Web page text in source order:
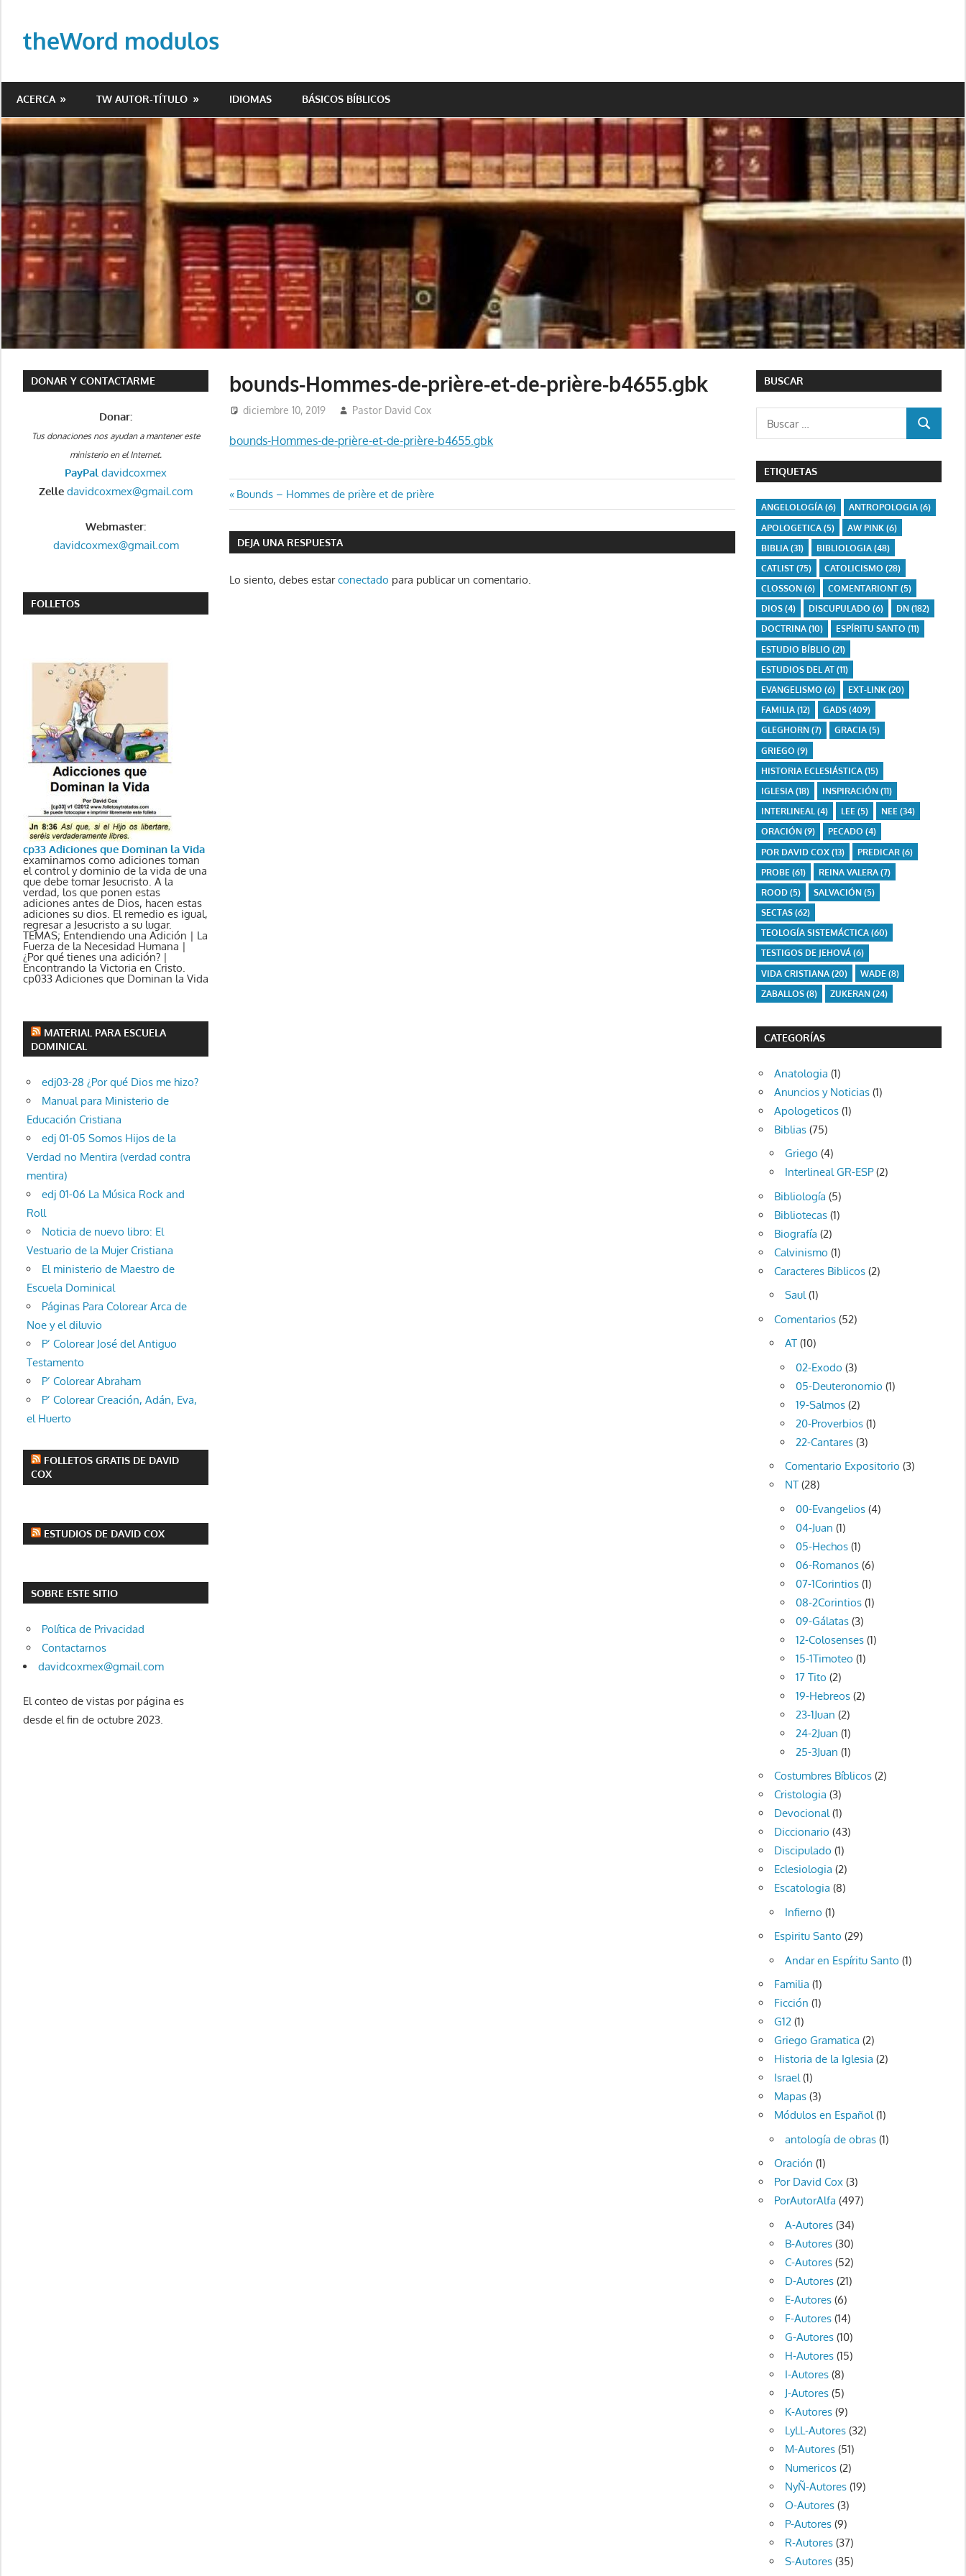
contenido
theWord modulos
modulos
para
ACERCA TW AUTOR-TÍTULO IDIOMAS BÁSICOS BÍBLICOS
bounds-Hommes-de-prière-et-de-prière-b4655.gbk
diciembre 10, 2019 Pastor David Cox
bounds-Hommes-de-prière-et-de-prière-b4655.gbk
Navegación
de
entradas
Entrada
anterior:
Bounds – Hommes de prière et de prière
DEJA UNA RESPUESTA
Lo siento, debes estarconectado para publicar un comentario.
DONAR Y CONTACTARME
Donar:
Tus donaciones nos ayudan a mantener este
ministerio en el Internet.
PayPaldavidcoxmex
Zelle davidcoxmex@gmail.com
Webmaster:
davidcoxmex@gmail.com
FOLLETOS
cp33 Adiciones que Dominan la Vida
examinamos como adiciones toman
el control y dominio de la vida de una
que debe tomar Jesucristo. A la
verdad, los que ponen estas
adiciones antes de Dios, hacen estas
adiciones su dios. El remedio es igual,
regresar a Jesucristo a su lugar.
TEMAS; Entendiendo una Adición | La
Fuerza de la Necesidad Humana |
¿Por qué tienes una adición? |
Encontrando la Victoria en Cristo.
cp033 Adiciones que Dominan la Vida
MATERIAL PARA ESCUELA
DOMINICAL
edj03-28 ¿Por qué Dios me hizo?
Manual para Ministerio de
Educación Cristiana
edj 01-05 Somos Hijos de la
Verdad no Mentira (verdad contra
mentira)
edj 01-06 La Música Rock and
Roll
Noticia de nuevo libro: El
Vestuario de la Mujer Cristiana
El ministerio de Maestro de
Escuela Dominical
Páginas Para Colorear Arca de
Noe y el diluvio
P’ Colorear José del Antiguo
Testamento
P’ Colorear Abraham
P’ Colorear Creación, Adán, Eva,
el Huerto
FOLLETOS GRATIS DE DAVID
COX
ESTUDIOS DE DAVID COX
SOBRE ESTE SITIO
Política de Privacidad
Contactarnos
davidcoxmex@gmail.com
El conteo de vistas por página es
desde el fin de octubre 2023.
BUSCAR
BUSCAR
ETIQUETAS
ANGELOLOGÍA(6) ANTROPOLOGIA(6)
APOLOGETICA(5) AW PINK(6)
BIBLIA(31) BIBLIOLOGIA(48)
CATLIST(75) CATOLICISMO (28)
CLOSSON(6) COMENTARIONT(5)
DIOS(4) DISCUPULADO (6) DN(182)
DOCTRINA(10) ESPÍRITU SANTO (11)
ESTUDIO BÍBLIO (21)
ESTUDIOS DEL AT(11)
EVANGELISMO (6) EXT-LINK(20)
FAMILIA(12) GADS(409)
GLEGHORN(7) GRACIA(5)
GRIEGO (9)
HISTORIA ECLESIÁSTICA(15)
IGLESIA(18) INSPIRACIÓN(11)
INTERLINEAL(4) LEE(5) NEE(34)
ORACIÓN(9) PECADO (4)
POR DAVID COX(13) PREDICAR(6)
PROBE (61) REINA VALERA(7)
ROOD(5) SALVACIÓN(5)
SECTAS(62)
TEOLOGÍA SISTEMÁCTICA(60)
TESTIGOS DE JEHOVÁ(6)
VIDA CRISTIANA(20) WADE (8)
ZABALLOS(8) ZUKERAN(24)
CATEGORÍAS
Anatologia (1)
Anuncios y Noticias (1)
Apologeticos (1)
Biblias (75)
Griego (4)
Interlineal GR-ESP(2)
Bibliología (5)
Bibliotecas (1)
Biografía (2)
Calvinismo (1)
Caracteres Biblicos (2)
Saul(1)
Comentarios (52)
AT (10)
02-Exodo (3)
05-Deuteronomio (1)
19-Salmos (2)
20-Proverbios (1)
22-Cantares (3)
Comentario Expositorio (3)
NT (28)
00-Evangelios (4)
04-Juan (1)
05-Hechos (1)
06-Romanos (6)
07-1Corintios (1)
08-2Corintios (1)
09-Gálatas (3)
12-Colosenses (1)
15-1Timoteo (1)
17 Tito (2)
19-Hebreos (2)
23-1Juan (2)
24-2Juan (1)
25-3Juan (1)
Costumbres Bíblicos (2)
Cristologia (3)
Devocional(1)
Diccionario (43)
Discipulado (1)
Eclesiologia (2)
Escatologia (8)
Infierno (1)
Espiritu Santo (29)
Andar en Espíritu Santo (1)
Familia (1)
Ficción (1)
G12 (1)
Griego Gramatica (2)
Historia de la Iglesia (2)
Israel(1)
Mapas (3)
Módulos en Español(1)
antología de obras (1)
Oración (1)
Por David Cox (3)
PorAutorAlfa (497)
A-Autores (34)
B-Autores (30)
C-Autores (52)
D-Autores (21)
E-Autores (6)
F-Autores (14)
G-Autores (10)
H-Autores (15)
I-Autores (8)
J-Autores (5)
K-Autores (9)
LyLL-Autores (32)
M-Autores (51)
Numericos (2)
NyÑ-Autores (19)
O-Autores (3)
P-Autores (9)
R-Autores (37)
S-Autores (35)